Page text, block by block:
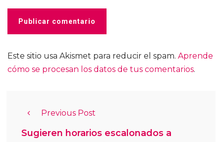
Este sitio usa Akismet para reducir el spam. Aprende
cómo se procesan los datos de tus comentarios.
Previous Post
Sugieren horarios escalonados a